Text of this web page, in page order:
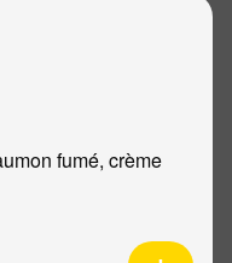
fumé, crème